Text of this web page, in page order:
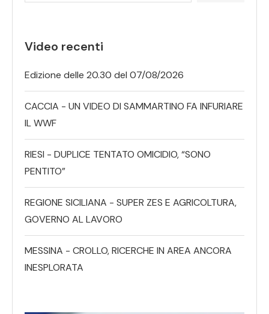
Video recenti
Edizione delle 20.30 del 07/08/2026
CACCIA - UN VIDEO DI SAMMARTINO FA INFURIARE
IL WWF
RIESI - DUPLICE TENTATO OMICIDIO, “SONO
PENTITO”
REGIONE SICILIANA - SUPER ZES E AGRICOLTURA,
GOVERNO AL LAVORO
MESSINA - CROLLO, RICERCHE IN AREA ANCORA
INESPLORATA